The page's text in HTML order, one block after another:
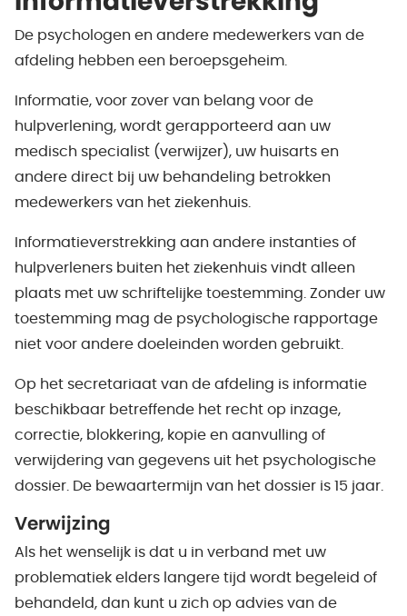
De psychologen en andere medewerkers van de
afdeling hebben een beroepsgeheim.
Informatie, voor zover van belang voor de
hulpverlening, wordt gerapporteerd aan uw
medisch specialist (verwijzer), uw huisarts en
andere direct bij uw behandeling betrokken
medewerkers van het ziekenhuis.
Informatieverstrekking aan andere instanties of
hulpverleners buiten het ziekenhuis vindt alleen
plaats met uw schriftelijke toestemming. Zonder uw
toestemming mag de psychologische rapportage
niet voor andere doeleinden worden gebruikt.
Op het secretariaat van de afdeling is informatie
beschikbaar betreffende het recht op inzage,
correctie, blokkering, kopie en aanvulling of
verwijdering van gegevens uit het psychologische
dossier. De bewaartermijn van het dossier is 15 jaar.
Verwijzing
Als het wenselijk is dat u in verband met uw
problematiek elders langere tijd wordt begeleid of
behandeld, dan kunt u zich op advies van de